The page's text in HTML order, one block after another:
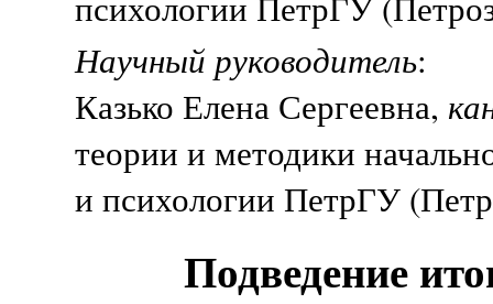
Научный руководитель:
Казько Елена Сергеевна,
теории и методики
и психологии ПетрГУ
Подведение